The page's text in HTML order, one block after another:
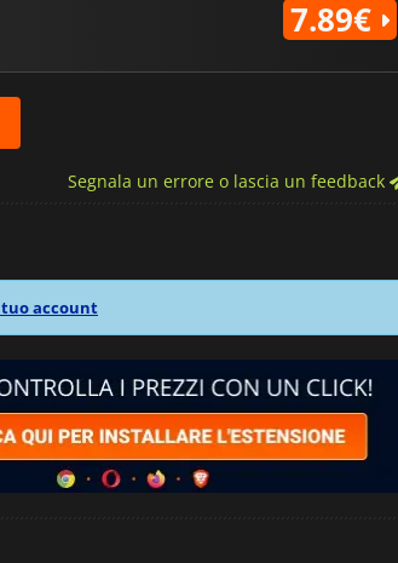
7.89€
Segnala un errore o lascia un feedback
account